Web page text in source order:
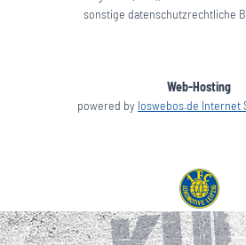
sonstige datenschutzrechtliche
Web-Hosting
powered by loswebos.de Internet